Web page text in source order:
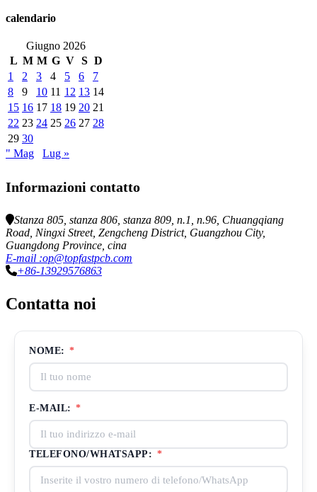
calendario
Giugno 2026
L M M G V S D
1
2 3 4 5 6
7
8
9 10 11 12 13 14
15 16 17 18 19 20 21
22 23 24 25 26 27 28
29 30
" Mag
Lug »
Informazioni contatto
Stanza 805, stanza 806, stanza 809, n.1, n.96, Chuangqiang
Road, Ningxi Street, Zengcheng District, Guangzhou City,
Guangdong Province, cina
E-mail :op@topfastpcb.com
+86-13929576863
Contatta noi
NOME: *
E-MAIL: *
TELEFONO/WHATSAPP: *